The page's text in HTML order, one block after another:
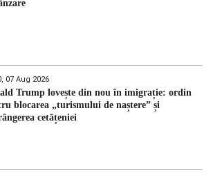
07 Aug 2026
Trump lovește din nou în imigrație: ordin
blocarea „turismului de naștere” și
cetățeniei